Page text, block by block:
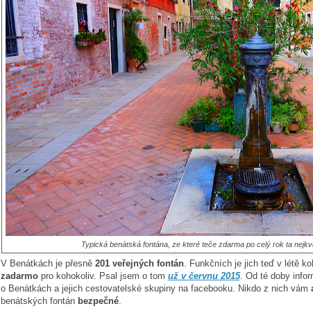
Typická benátská fontána, ze které teče zdarma po celý rok ta
V Benátkách je přesně 201 veřejných fontán. Funkčních je jich teď v létě
zadarmopro kohokoliv. Psal jsem o tom už v červnu 2015. Od té doby
o Benátkách a jejich cestovatelské skupiny na facebooku. Nikdo z nich vám
benátských fontán bezpečné.